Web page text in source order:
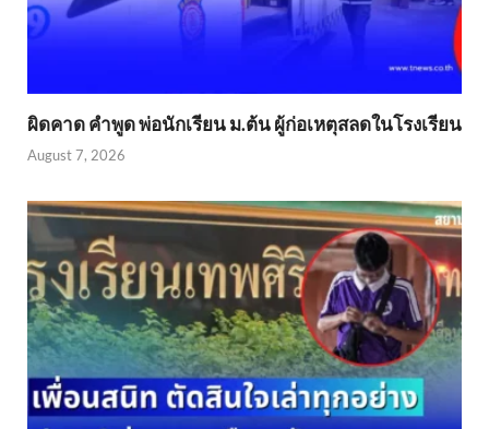
ผิดคาด คำพูด พ่อนักเรียน ม.ต้น ผู้ก่อเหตุสลดในโรงเรียน
August 7, 2026